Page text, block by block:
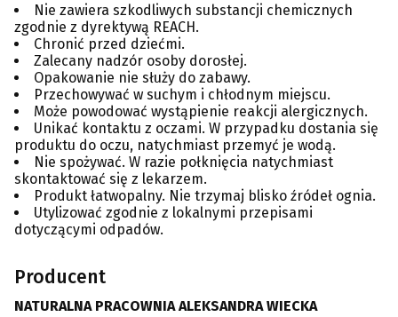
Nie zawiera szkodliwych substancji chemicznych
zgodnie z dyrektywą REACH.
Chronić przed dziećmi.
Zalecany nadzór osoby dorosłej.
Opakowanie nie służy do zabawy.
Przechowywać w suchym i chłodnym miejscu.
Może powodować wystąpienie reakcji alergicznych.
Unikać kontaktu z oczami. W przypadku dostania się
produktu do oczu, natychmiast przemyć je wodą.
Nie spożywać. W razie połknięcia natychmiast
skontaktować się z lekarzem.
Produkt łatwopalny. Nie trzymaj blisko źródeł ognia.
Utylizować zgodnie z lokalnymi przepisami
dotyczącymi odpadów.
Producent
NATURALNA PRACOWNIA ALEKSANDRA WIECKA